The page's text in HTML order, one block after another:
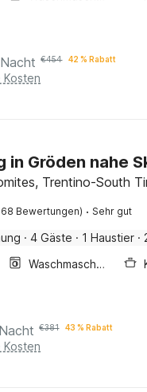
€454 42 % Rabatt
Kosten
in Gröden nahe
Trentino-South
Bewertungen) · Sehr gut
· 4 Gäste · 1 Haustier ·
Waschmaschine
€381 43 % Rabatt
Kosten